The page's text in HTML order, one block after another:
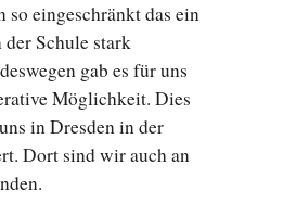
so eingeschränkt das ein
Schule stark
gab es für uns
Möglichkeit. Dies
in Dresden in der
Dort sind wir auch an